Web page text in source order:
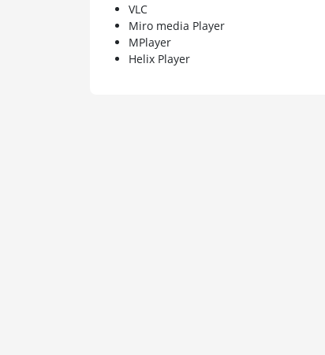
VLC
Miro media Player
MPlayer
Helix Player